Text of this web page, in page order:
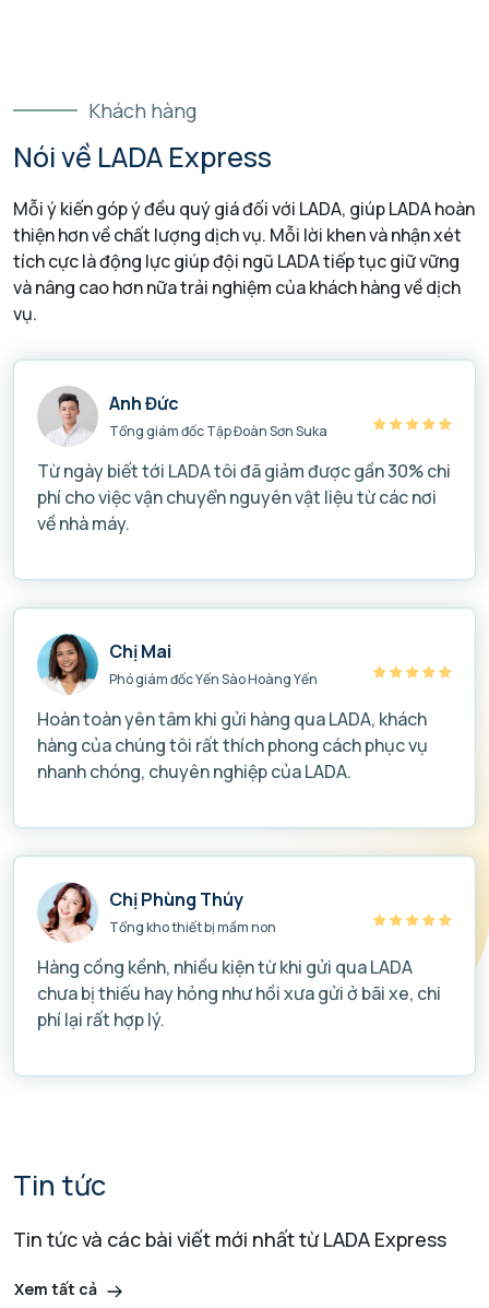
Khách hàng
Nói về LADA Express
Mỗi ý kiến góp ý đều quý giá đối với LADA, giúp LADA hoàn
thiện hơn về chất lượng dịch vụ. Mỗi lời khen và nhận xét
tích cực là động lực giúp đội ngũ LADA tiếp tục giữ vững
và nâng cao hơn nữa trải nghiệm của khách hàng về dịch
vụ.
Anh Đức
Tổng giám đốc Tập Đoàn Sơn Suka
Từ ngày biết tới LADA tôi đã giảm được gần 30% chi
phí cho việc vận chuyển nguyên vật liệu từ các nơi
về nhà máy.
Chị Mai
Phó giám đốc Yến Sào Hoàng Yến
Hoàn toàn yên tâm khi gửi hàng qua LADA, khách
hàng của chúng tôi rất thích phong cách phục vụ
nhanh chóng, chuyên nghiệp của LADA.
Chị Phùng Thúy
Tổng kho thiết bị mầm non
Hàng cồng kềnh, nhiều kiện từ khi gửi qua LADA
chưa bị thiếu hay hỏng như hồi xưa gửi ở bãi xe, chi
phí lại rất hợp lý.
Tin tức
Tin tức và các bài viết mới nhất từ LADA Express
Xem tất cả